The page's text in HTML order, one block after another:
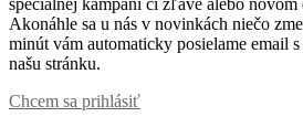
Akonáhle sa u nás v novinkách niečo
minút vám automaticky posielame email
našu stránku.
Chcem sa prihlásiť